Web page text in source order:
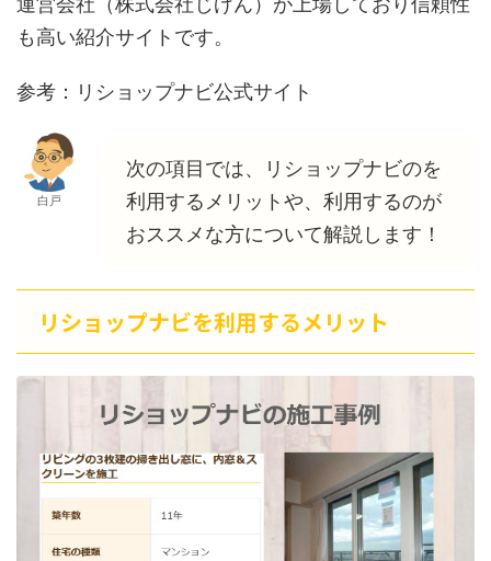
も高い紹介サイトです。
参考：リショップナビ公式サイト
白戸
次の項目では、リショップナビのを
利用するメリットや、利用するのが
おススメな方について解説します！
リショップナビを利用するメリット